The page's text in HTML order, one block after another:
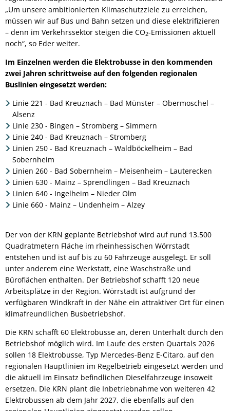
„Um unsere ambitionierten Klimaschutzziele zu erreichen,
müssen wir auf Bus und Bahn setzen und diese elektrifizieren
– denn im Verkehrssektor steigen die CO2-Emissionen aktuell
noch“, so Eder weiter.
Im Einzelnen werden die Elektrobusse in den kommenden
zwei Jahren schrittweise auf den folgenden regionalen
Buslinien eingesetzt werden:
Linie 221 - Bad Kreuznach – Bad Münster – Obermoschel –
Alsenz
Linie 230 - Bingen – Stromberg – Simmern
Linie 240 - Bad Kreuznach – Stromberg
Linien 250 - Bad Kreuznach – Waldböckelheim – Bad
Sobernheim
Linien 260 - Bad Sobernheim – Meisenheim – Lauterecken
Linien 630 - Mainz – Sprendlingen – Bad Kreuznach
Linien 640 - Ingelheim – Nieder Olm
Linie 660 - Mainz – Undenheim – Alzey
Der von der KRN geplante Betriebshof wird auf rund 13.500
Quadratmetern Fläche im rheinhessischen Wörrstadt
entstehen und ist auf bis zu 60 Fahrzeuge ausgelegt. Er soll
unter anderem eine Werkstatt, eine Waschstraße und
Büroflächen enthalten. Der Betriebshof schafft 120 neue
Arbeitsplätze in der Region. Wörrstadt ist aufgrund der
verfügbaren Windkraft in der Nähe ein attraktiver Ort für einen
klimafreundlichen Busbetriebshof.
Die KRN schafft 60 Elektrobusse an, deren Unterhalt durch den
Betriebshof möglich wird. Im Laufe des ersten Quartals 2026
sollen 18 Elektrobusse, Typ Mercedes-Benz E-Citaro, auf den
regionalen Hauptlinien im Regelbetrieb eingesetzt werden und
die aktuell im Einsatz befindlichen Dieselfahrzeuge insoweit
ersetzen. Die KRN plant die Inbetriebnahme von weiteren 42
Elektrobussen ab dem Jahr 2027, die ebenfalls auf den